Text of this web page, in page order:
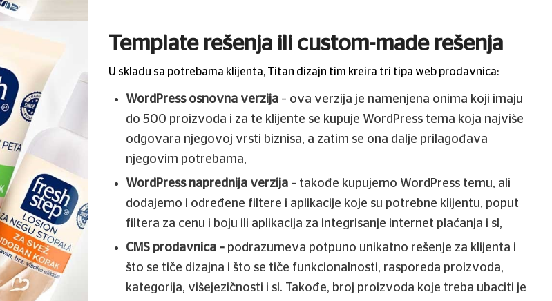
Template rešenja ili custom-made rešenja
U skladu sa potrebama klijenta, Titan dizajn tim kreira tri tipa web prodavnica:
WordPress osnovna verzija – ova verzija je namenjena onima koji imaju
do 500 proizvoda i za te klijente se kupuje WordPress tema koja najviše
odgovara njegovoj vrsti biznisa, a zatim se ona dalje prilagođava
njegovim potrebama,
WordPress naprednija verzija – takođe kupujemo WordPress temu, ali
dodajemo i određene filtere i aplikacije koje su potrebne klijentu, poput
filtera za cenu i boju ili aplikacija za integrisanje internet plaćanja i sl,
CMS prodavnica – podrazumeva potpuno unikatno rešenje za klijenta i
što se tiče dizajna i što se tiče funkcionalnosti, rasporeda proizvoda,
kategorija, višejezičnosti i sl. Takođe, broj proizvoda koje treba ubaciti je